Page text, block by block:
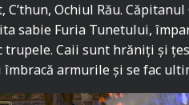
C’thun, Ochiul Rău.
sabie Furia Tunetului,
trupele. Caii sunt hrăniți și
armurile și se fac